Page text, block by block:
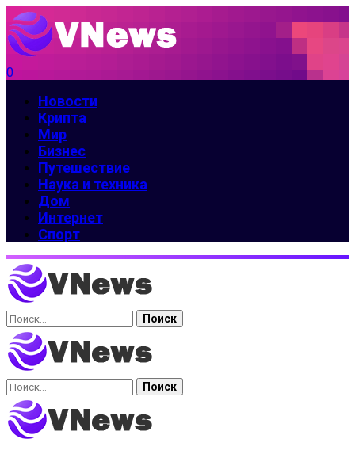
0
Новости
Крипта
Мир
Бизнес
Путешествие
Наука и техника
Дом
Интернет
Спорт
Найти:
Найти: